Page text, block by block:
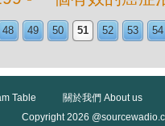
48 49 50 51 52 53 54
Table
關於我們 About us
Copyright 2026